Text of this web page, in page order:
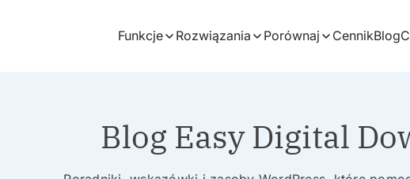
Funkcje Rozwiązania Porównaj CennikBlog
Blog Easy Digital